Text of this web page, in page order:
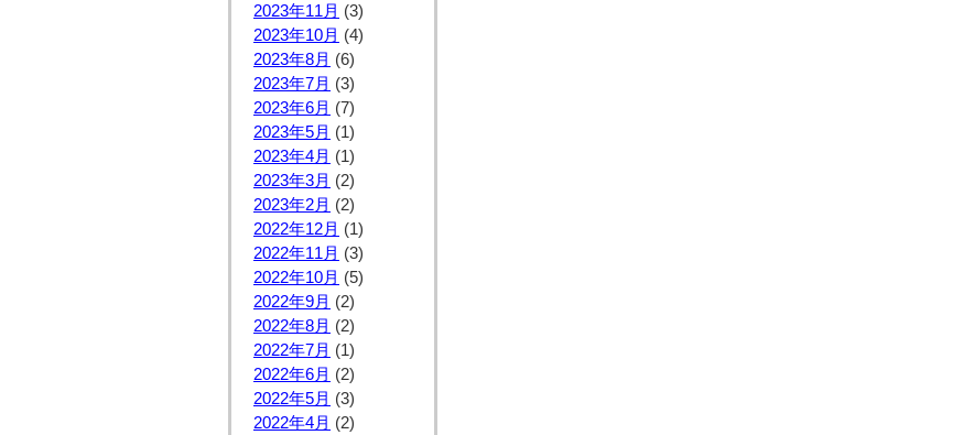
2023年11月 (3)
2023年10月 (4)
2023年8月 (6)
2023年7月 (3)
2023年6月 (7)
2023年5月 (1)
2023年4月 (1)
2023年3月 (2)
2023年2月 (2)
2022年12月 (1)
2022年11月 (3)
2022年10月 (5)
2022年9月 (2)
2022年8月 (2)
2022年7月 (1)
2022年6月 (2)
2022年5月 (3)
2022年4月 (2)